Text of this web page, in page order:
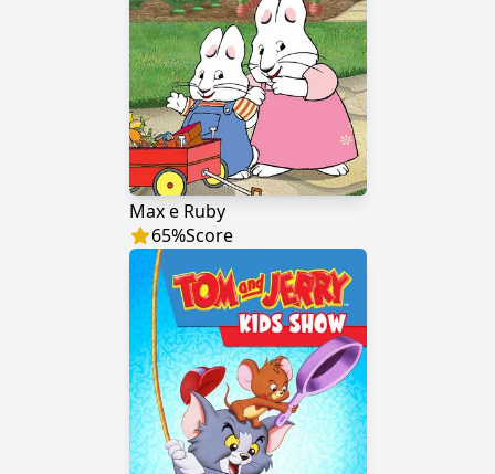
Max e Ruby
65%Score